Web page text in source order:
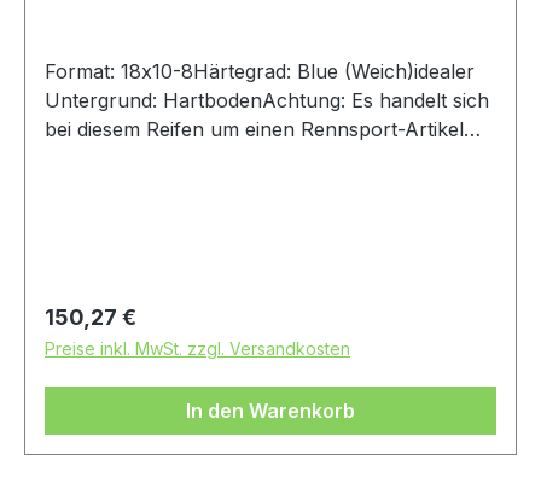
Format: 18x10-8Härtegrad: Blue (Weich)idealer
Untergrund: HartbodenAchtung: Es handelt sich
bei diesem Reifen um einen Rennsport-Artikel
Regulärer Preis:
150,27 €
Preise inkl. MwSt. zzgl. Versandkosten
In den Warenkorb